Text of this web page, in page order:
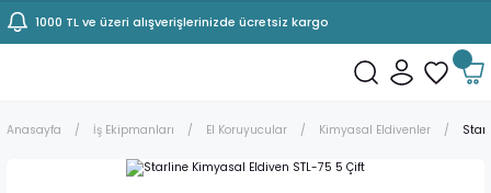
1000 TL ve üzeri alışverişlerinizde ücretsiz kargo
Anasayfa İş Ekipmanları El Koruyucular Kimyasal Eldivenler